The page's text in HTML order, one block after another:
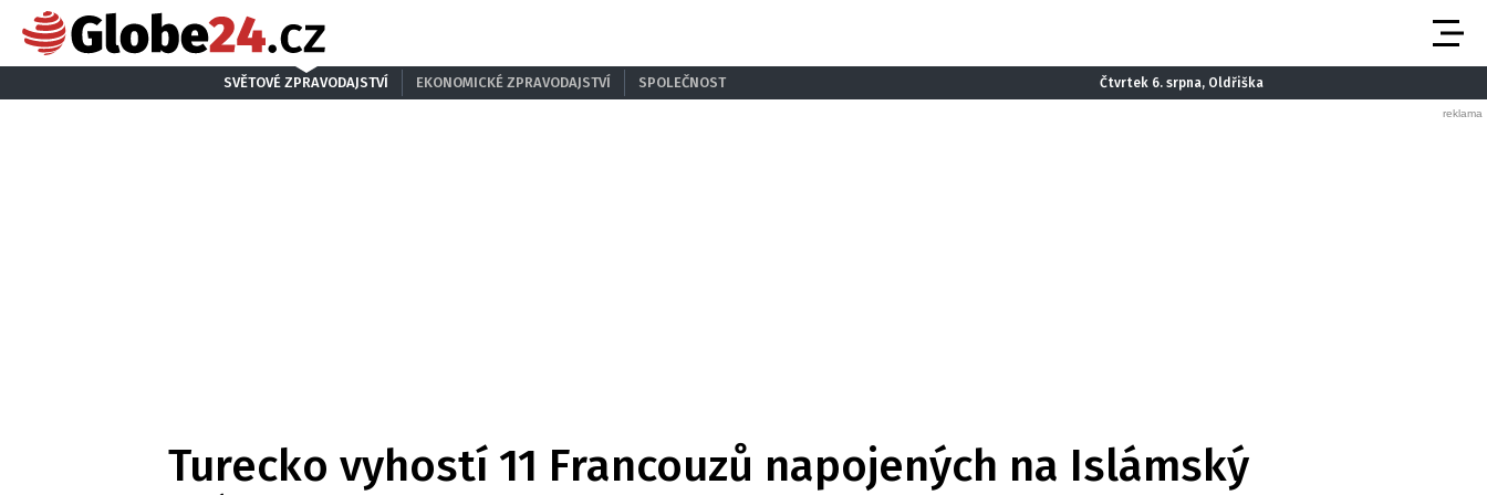
SVĚTOVÉ ZPRAVODAJSTVÍ EKONOMICKÉ ZPRAVODAJSTVÍ SPOLEČNOST Čtvrtek 6. srpna, Oldřiška
Turecko vyhostí 11 Francouzů napojených na Islámský